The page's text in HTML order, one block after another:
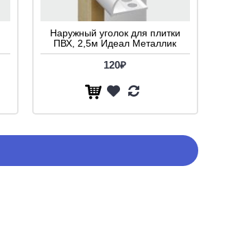
Наружный уголок для плитки
ПВХ, 2,5м Идеал Металлик
120₽